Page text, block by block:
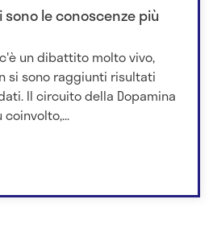
le conoscenze più
un dibattito molto vivo,
si sono raggiunti risultati
Il circuito della Dopamina